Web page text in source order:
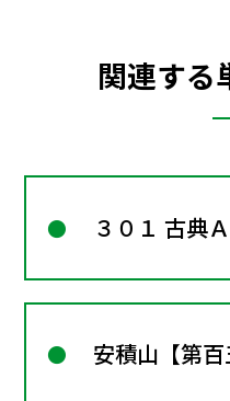
関連する
３０１ 古典Ａ
安積山【第百